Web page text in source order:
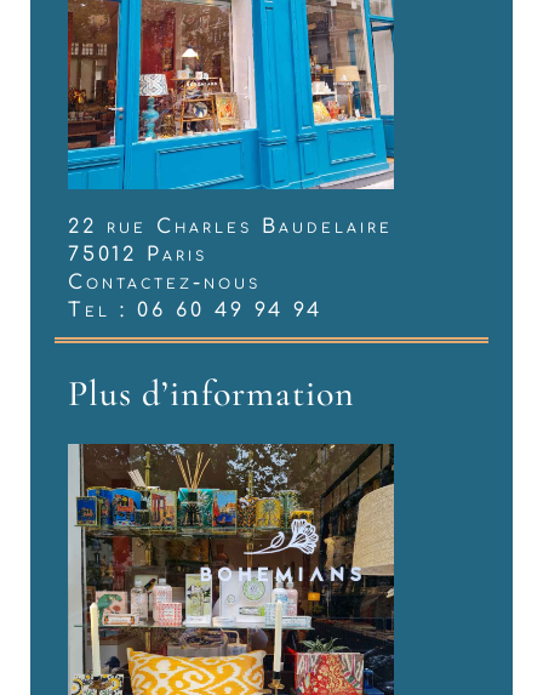
22 rue Charles Baudelaire
75012 Paris
Contactez-nous
Tel : 06 60 49 94 94
Plus d’information